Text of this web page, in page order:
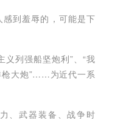
到羞辱的，可能是下
义列强船坚炮利”、“我
枪大炮”……为近代一系
、武器装备、战争时